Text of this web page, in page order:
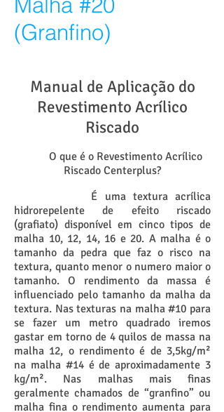
(Granfino)
Manual de Aplicação do
Revestimento Acrílico
Riscado
O que é o Revestimento Acrílico
Riscado Centerplus?
É uma textura acrílica
hidrorepelente de efeito riscado
(grafiato) disponível em cinco tipos de
malha 10, 12, 14, 16 e 20. A malha é o
tamanho da pedra que faz o risco na
textura, quanto menor o numero maior o
tamanho. O rendimento da massa é
influenciado pelo tamanho da malha da
textura. Nas texturas na malha #10 para
se fazer um metro quadrado iremos
gastar em torno de 4 quilos de massa na
malha 12, o rendimento é de 3,5kg/m²
na malha #14 é de aproximadamente 3
kg/m². Nas malhas mais finas
geralmente chamados de “granfino” ou
malha fina o rendimento aumenta para